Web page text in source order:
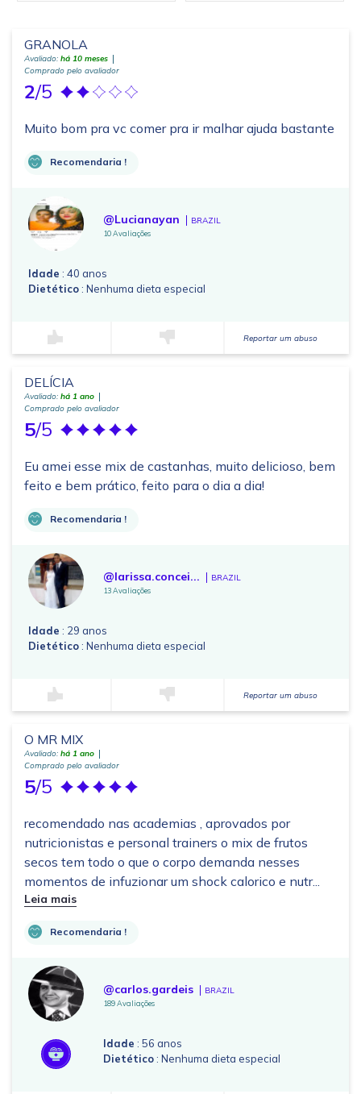
GRANOLA
Avaliado: há 10 meses
Comprado pelo avaliador
2/5
Muito bom pra vc comer pra ir malhar ajuda bastante
Recomendaria !
@Lucianayan BRAZIL
10 Avaliações
Idade : 40 anos
Dietético: Nenhuma dieta especial
Reportar um abuso
DELÍCIA
Avaliado: há 1 ano
Comprado pelo avaliador
5/5
Eu amei esse mix de castanhas, muito delicioso, bem
feito e bem prático, feito para o dia a dia!
Recomendaria !
@larissa.concei... BRAZIL
13 Avaliações
Idade : 29 anos
Dietético: Nenhuma dieta especial
Reportar um abuso
O MR MIX
Avaliado: há 1 ano
Comprado pelo avaliador
5/5
recomendado nas academias , aprovados por
nutricionistas e personal trainers o mix de frutos
secos tem todo o que o corpo demanda nesses
momentos de infuzionar um shock calorico e nutr...
Leia mais
Recomendaria !
@carlos.gardeis BRAZIL
189 Avaliações
Idade : 56 anos
Dietético: Nenhuma dieta especial